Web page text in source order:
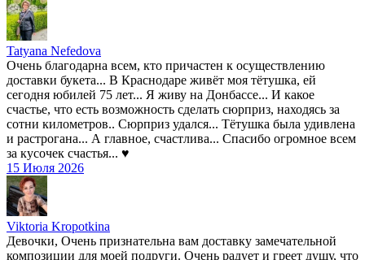
Tatyana Nefedova
Очень благодарна всем, кто причастен к осуществлению
доставки букета... В Краснодаре живёт моя тётушка, ей
сегодня юбилей 75 лет... Я живу на Донбассе... И какое
счастье, что есть возможность сделать сюрприз, находясь за
сотни километров.. Сюрприз удался... Тётушка была удивлена
и растрогана... А главное, счастлива... Спасибо огромное всем
за кусочек счастья... ♥️
15 Июля 2026
Viktoria Kropotkina
Девочки, Очень признательна вам доставку замечательной
композиции для моей подруги. Очень радует и греет душу, что